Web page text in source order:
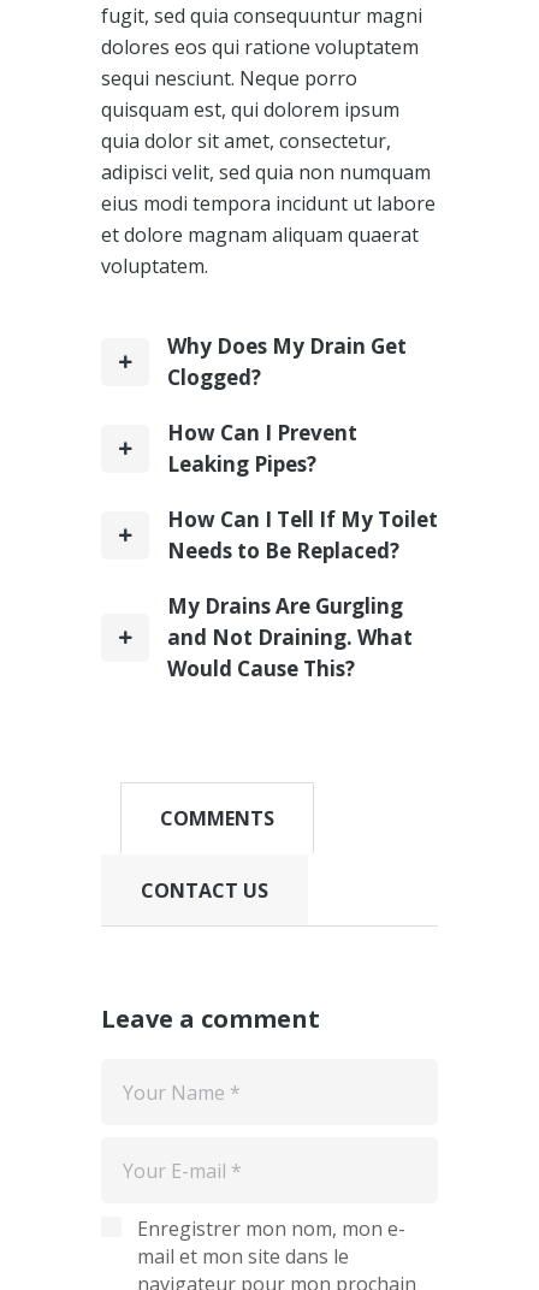
fugit, sed quia consequuntur magni
dolores eos qui ratione voluptatem
sequi nesciunt. Neque porro
quisquam est, qui dolorem ipsum
quia dolor sit amet, consectetur,
adipisci velit, sed quia non numquam
eius modi tempora incidunt ut labore
et dolore magnam aliquam quaerat
voluptatem.
Why Does My Drain Get
Clogged?
How Can I Prevent
Leaking Pipes?
How Can I Tell If My Toilet
Needs to Be Replaced?
My Drains Are Gurgling
and Not Draining. What
Would Cause This?
COMMENTS
CONTACT US
Leave a comment
Enregistrer mon nom, mon e-
mail et mon site dans le
navigateur pour mon prochain